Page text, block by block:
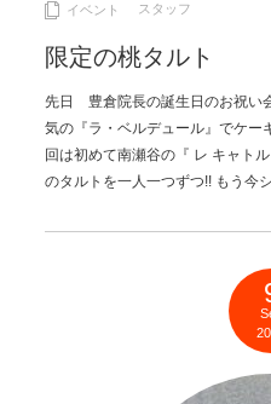
イベント スタッフ
限定の桃タルト
先日 豊倉院長の誕生日のお祝い
気の『ラ・ベルデュール』でケー
回は初めて南瀬谷の『 レ キャト
のタルトを一人一つずつ!! もう今